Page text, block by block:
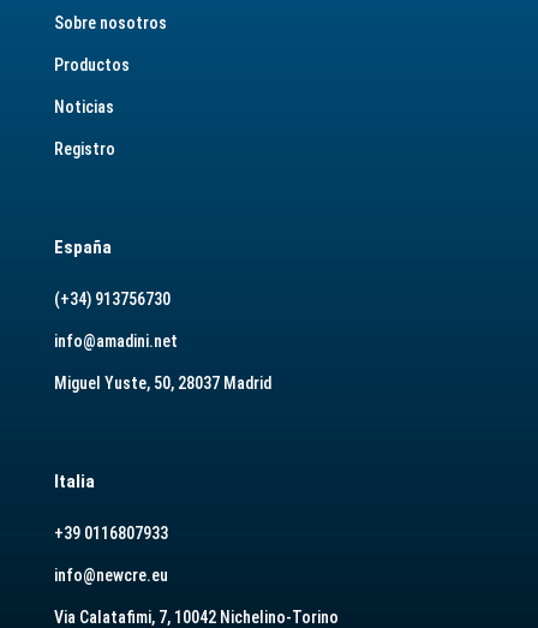
Sobre nosotros
Productos
Noticias
Registro
España
(+34) 913756730
info@amadini.net
Miguel Yuste, 50, 28037 Madrid
Italia
+39 0116807933
info@newcre.eu
Via Calatafimi, 7, 10042 Nichelino-Torino